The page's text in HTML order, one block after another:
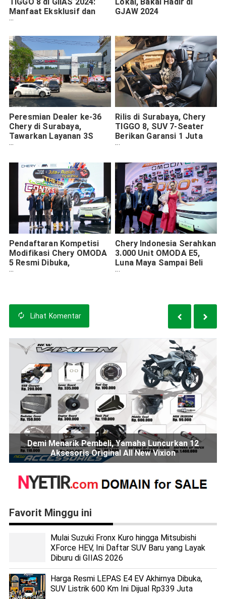
Manfaat Eksklusif dan
Buyback Guarantee
GJAW 2024
Peresmian Dealer ke-36
Chery di Surabaya,
Tawarkan Layanan 3S
dengan Teknologi
Rilis di Surabaya, Chery
TIGGO 8, SUV 7-Seater
Berikan Garansi 1 Juta
KM. Harga Kompetitif!
Pendaftaran Kompetisi
Modifikasi Chery OMODA
5 Resmi Dibuka,
Hadiahnya Jutaan Rupiah
Chery Indonesia Serahkan
3.000 Unit OMODA E5,
Luna Maya Sampai Beli
Dua Kali
Lihat Komentar
Demi Menarik Pembeli, Yamaha Luncurkan 12
Aksesoris Original All New Vixion
Favorit Minggu ini
Mulai Suzuki Fronx Kuro hingga Mitsubishi
XForce HEV, Ini Daftar SUV Baru yang Layak
Diburu di GIIAS 2026
Harga Resmi LEPAS E4 EV Akhirnya Dibuka,
SUV Listrik 600 Km Ini Dijual Rp339 Juta